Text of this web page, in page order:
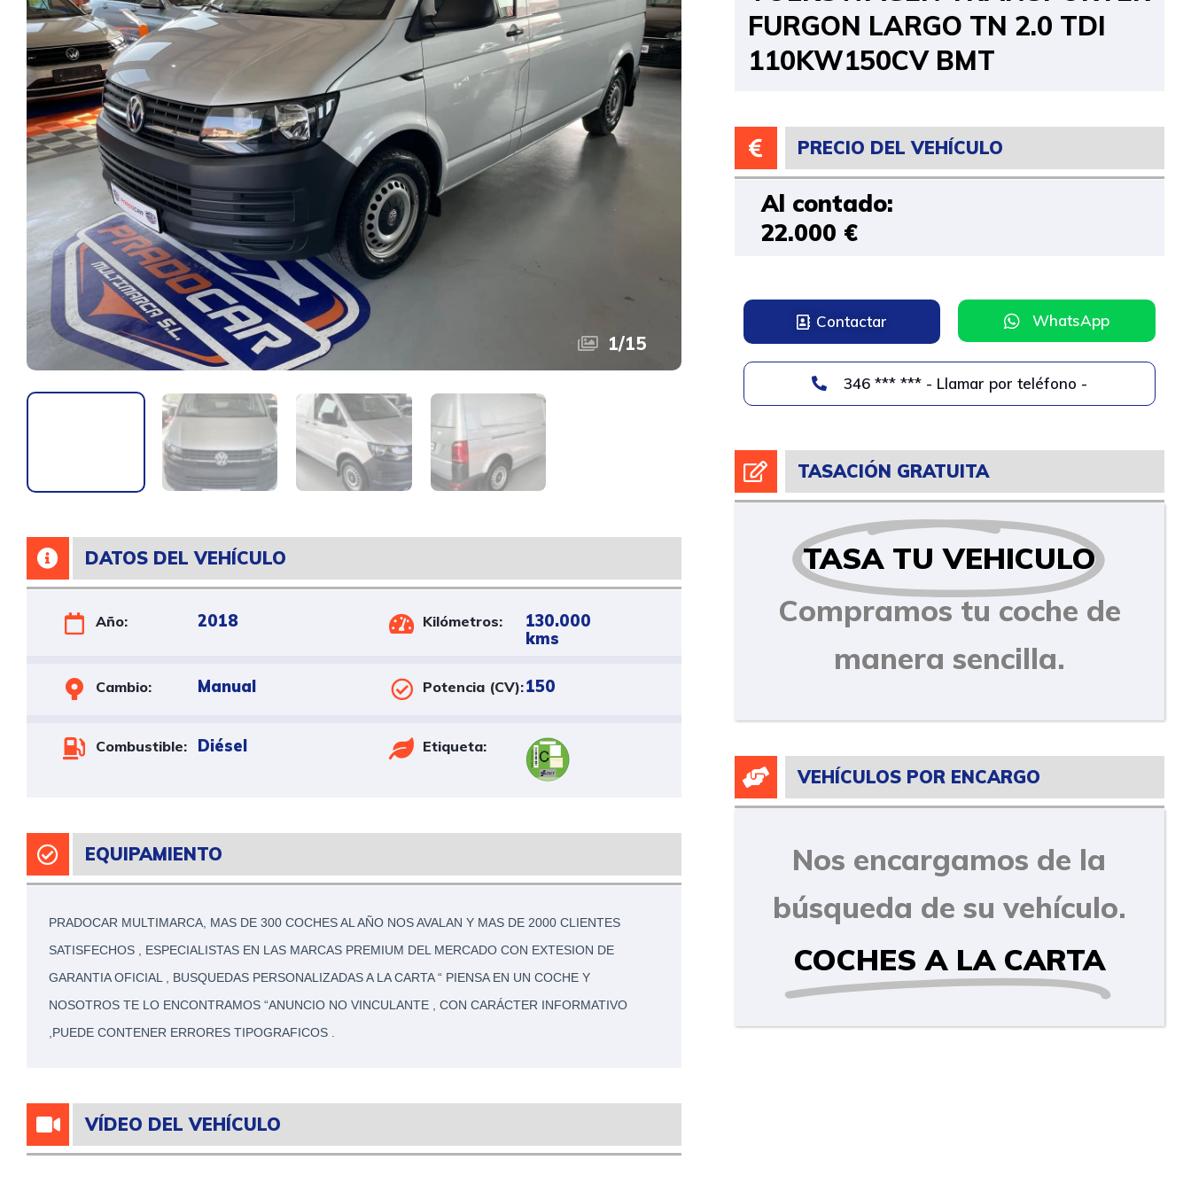
1/15
DATOS DEL VEHÍCULO
Año: 2018 Kilómetros:
130.000
kms
Cambio: Manual Potencia (CV):150
Combustible: Diésel Etiqueta:
EQUIPAMIENTO
PRADOCAR MULTIMARCA, MAS DE 300 COCHES AL AÑO NOS AVALAN Y MAS DE 2000 CLIENTES
SATISFECHOS , ESPECIALISTAS EN LAS MARCAS PREMIUM DEL MERCADO CON EXTESION DE
GARANTIA OFICIAL , BUSQUEDAS PERSONALIZADAS A LA CARTA “ PIENSA EN UN COCHE Y
NOSOTROS TE LO ENCONTRAMOS “ANUNCIO NO VINCULANTE , CON CARÁCTER INFORMATIVO
,PUEDE CONTENER ERRORES TIPOGRAFICOS .
VÍDEO DEL VEHÍCULO
FURGON LARGO TN 2.0 TDI
110KW150CV BMT
PRECIO DEL VEHÍCULO
Al contado:
22.000 €
Contactar WhatsApp
346 *** *** - Llamar por teléfono -
TASACIÓN GRATUITA
TASA TU VEHICULO
Compramos tu coche de
manera sencilla.
VEHÍCULOS POR ENCARGO
Nos encargamos de la
búsqueda de su vehículo.
COCHES A LA CARTA